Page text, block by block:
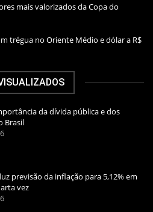
mais valorizados da Copa do
trégua no Oriente Médio e dólar a R$
da dívida pública e dos
Brasil
previsão da inflação para 5,12% em
vez